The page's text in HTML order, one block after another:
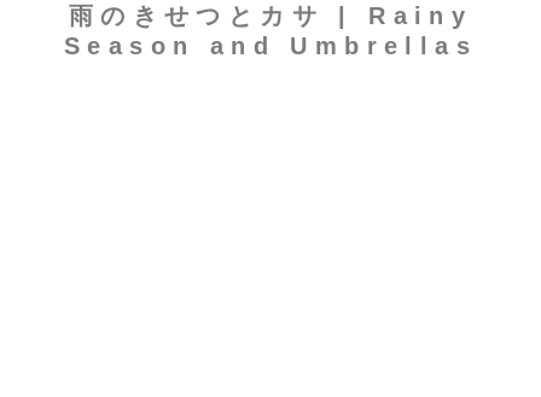
雨のきせつとカサ | Rainy
Season and Umbrellas